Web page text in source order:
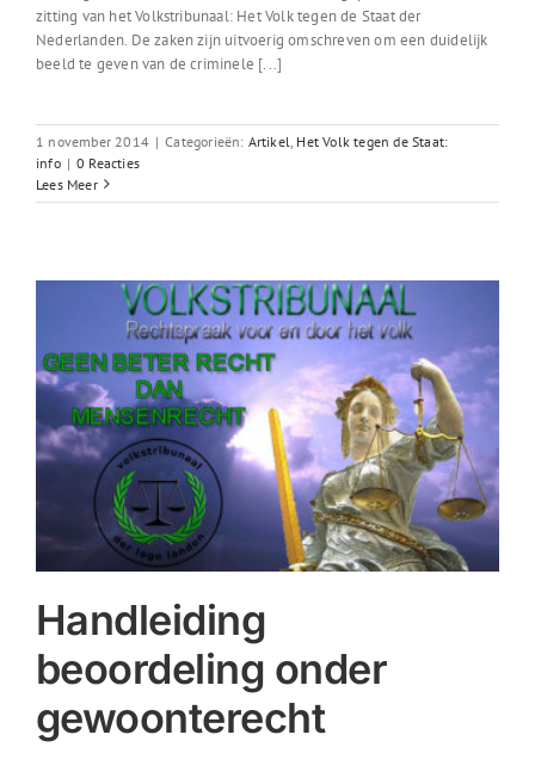
zitting van het Volkstribunaal: Het Volk tegen de Staat der
Nederlanden. De zaken zijn uitvoerig omschreven om een duidelijk
beeld te geven van de criminele [...]
1 november 2014 | Categorieën: Artikel Het Volk tegen de Staat:
info | 0 Reacties
Lees Meer
Handleiding
beoordeling onder
gewoonterecht